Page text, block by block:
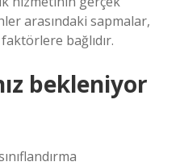
arasındaki sapmalar,
bağlıdır.
bekleniyor